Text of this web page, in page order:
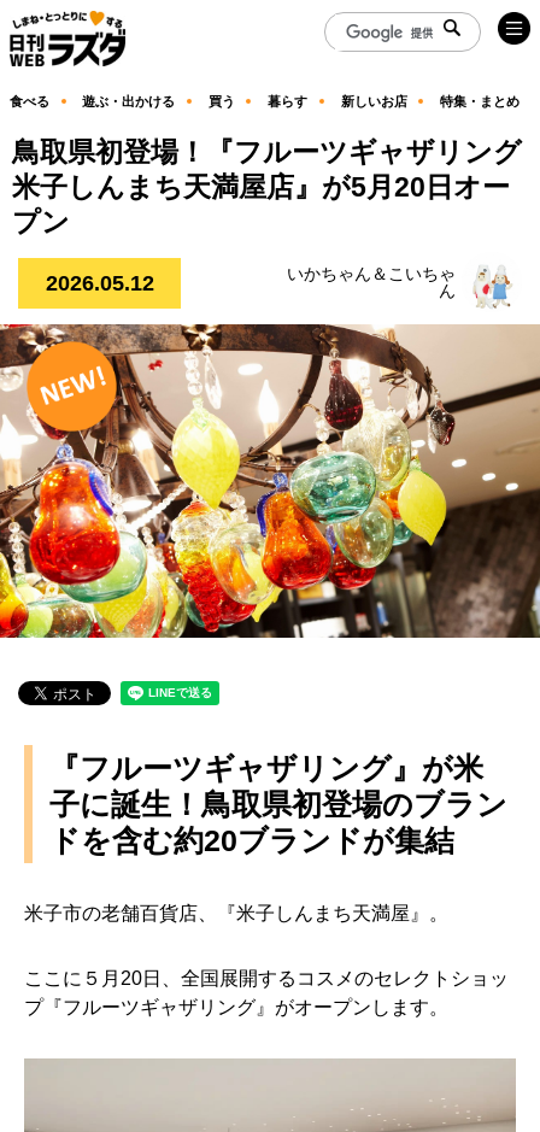
食べる 遊ぶ・出かける 買う 暮らす 新しいお店 特集・まとめ
鳥取県初登場！『フルーツギャザリング
米子しんまち天満屋店』が5月20日オー
プン
2026.05.12
いかちゃん＆こいちゃ
ん
『フルーツギャザリング』が米
子に誕生！鳥取県初登場のブラン
ドを含む約20ブランドが集結
米子市の老舗百貨店、『米子しんまち天満屋』。
ここに５月20日、全国展開するコスメのセレクトショッ
プ『フルーツギャザリング』がオープンします。